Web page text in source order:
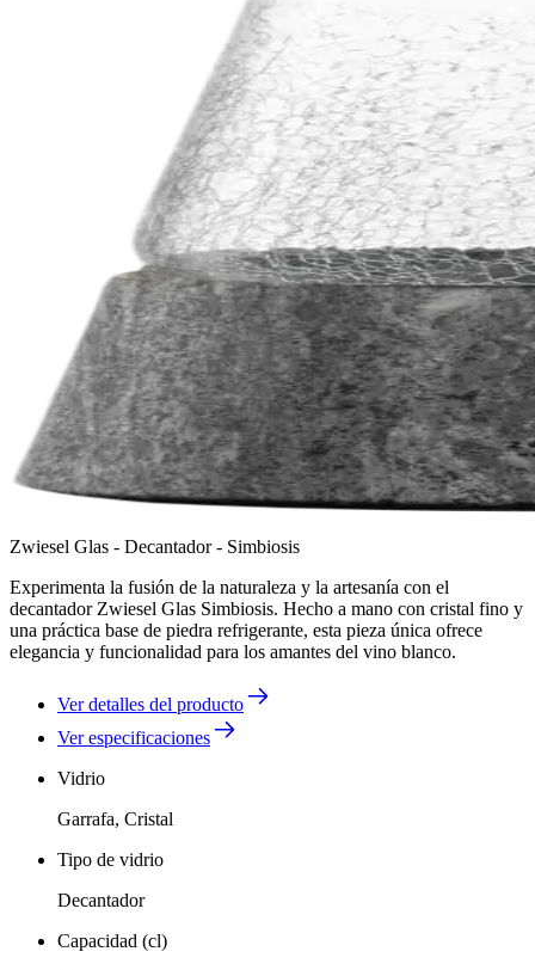
Zwiesel Glas - Decantador - Simbiosis
Experimenta la fusión de la naturaleza y la artesanía con el
decantador Zwiesel Glas Simbiosis. Hecho a mano con cristal fino y
una práctica base de piedra refrigerante, esta pieza única ofrece
elegancia y funcionalidad para los amantes del vino blanco.
Ver detalles del producto
Ver especificaciones
Vidrio
Garrafa, Cristal
Tipo de vidrio
Decantador
Capacidad (cl)